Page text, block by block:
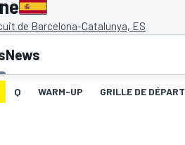
de Barcelona-Catalunya, ES
News
Q WARM-UP GRILLE DE DÉPART